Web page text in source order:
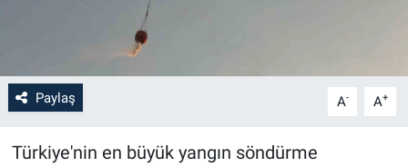
Paylaş A- A+
Türkiye'nin en büyük yangın söndürme